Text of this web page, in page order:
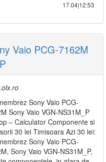
17.04|12:53
Vaio PCG-7162M
Sony Vaio PCG-
Sony Vaio VGN-NS31M_P
– Calculator Componente si
30 lei Timisoara Azi 30 lei:
Sony Vaio PCG-
Sony Vaio VGN-NS31M_P,